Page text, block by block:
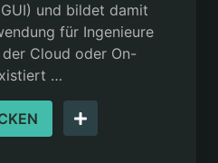
und bildet damit
für Ingenieure
Cloud oder On-
…